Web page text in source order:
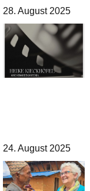
28. August 2025
24. August 2025